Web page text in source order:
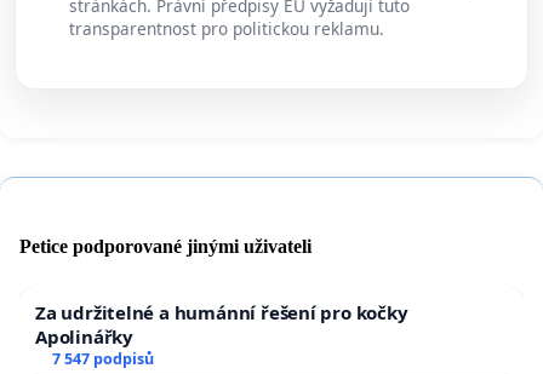
stránkách. Právní předpisy EU vyžadují tuto
transparentnost pro politickou reklamu.
Petice podporované jinými uživateli
Za udržitelné a humánní řešení pro kočky
Apolinářky
7 547 podpisů